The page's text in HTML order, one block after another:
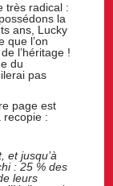
très radical :
la
ans, Lucky
que l’on
l’héritage !
du
pas
page est
recopie :
et jusqu’à
: 25 % des
leurs